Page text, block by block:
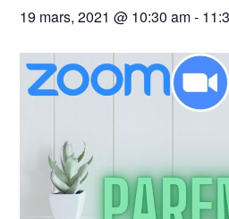
19 mars, 2021 @ 10:30 am-